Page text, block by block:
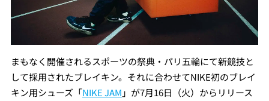
まもなく開催されるスポーツの祭典・パリ五輪にて新競技と
して採用されたブレイキン。それに合わせてNIKE初のブレイ
キン用シューズ「NIKE JAM 」が7月16日（火）からリリース